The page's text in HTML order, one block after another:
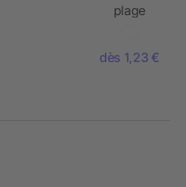
plage
en PVC
dès 1,23 €